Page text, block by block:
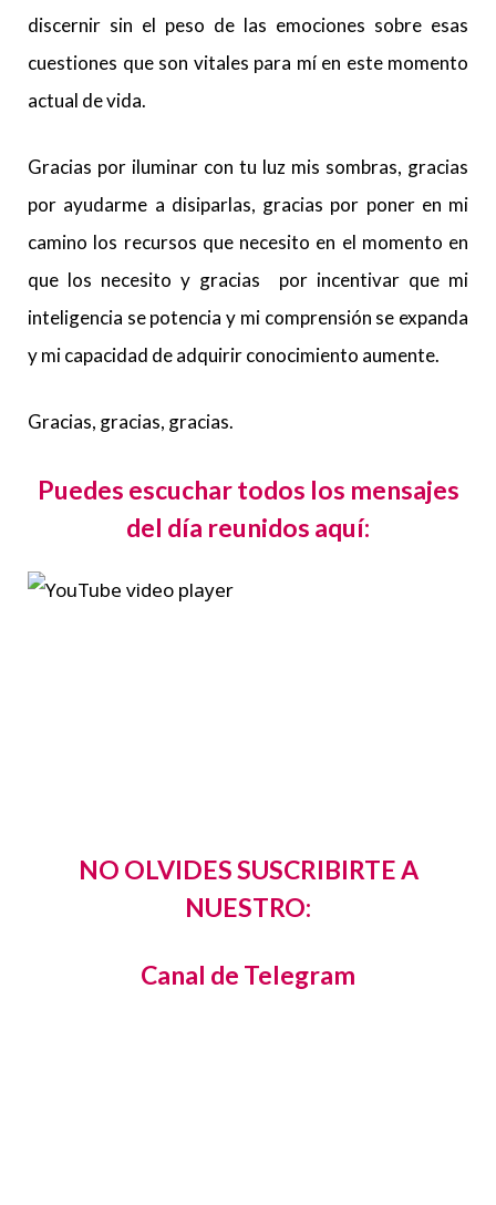
discernir sin el peso de las emociones sobre esas
cuestiones que son vitales para mí en este momento
actual de vida.
Gracias por iluminar con tu luz mis sombras, gracias
por ayudarme a disiparlas, gracias por poner en mi
camino los recursos que necesito en el momento en
que los necesito y gracias por incentivar que mi
inteligencia se potencia y mi comprensión se expanda
y mi capacidad de adquirir conocimiento aumente.
Gracias, gracias, gracias.
Puedes escuchar todos los mensajes
del día reunidos aquí:
NO OLVIDES SUSCRIBIRTE A
NUESTRO:
Canal de Telegram